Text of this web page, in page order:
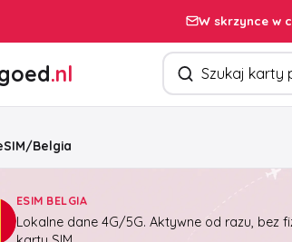
W skrzynce w
.nl Szukaj produktów
/Belgia
ESIM BELGIA
Lokalne dane 4G/5G. Aktywne od razu, bez